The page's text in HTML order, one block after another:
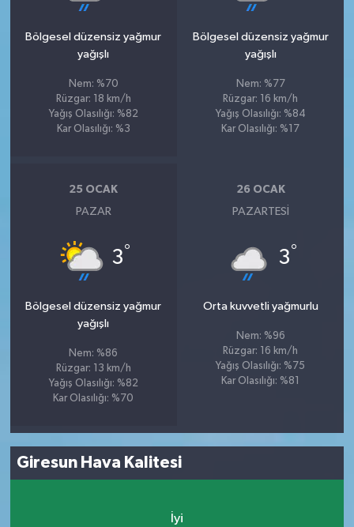
Bölgesel düzensiz yağmur
yağışlı
Nem: %70
Rüzgar: 18 km/h
Yağış Olasılığı: %82
Kar Olasılığı: %3
Bölgesel düzensiz yağmur
yağışlı
Nem: %77
Rüzgar: 16 km/h
Yağış Olasılığı: %84
Kar Olasılığı: %17
25 OCAK
PAZAR
3°
Bölgesel düzensiz yağmur
yağışlı
Nem: %86
Rüzgar: 13 km/h
Yağış Olasılığı: %82
Kar Olasılığı: %70
26 OCAK
PAZARTESI
3°
Orta kuvvetli yağmurlu
Nem: %96
Rüzgar: 16 km/h
Yağış Olasılığı: %75
Kar Olasılığı: %81
Giresun Hava Kalitesi
İyi